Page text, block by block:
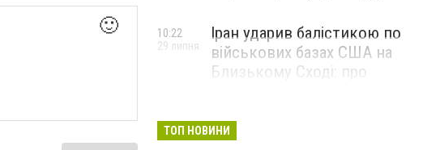
🙂
Іран ударив балістикою по
військових базах США на
Близькому Сході: про
10:22
29 липня
ТОП НОВИНИ